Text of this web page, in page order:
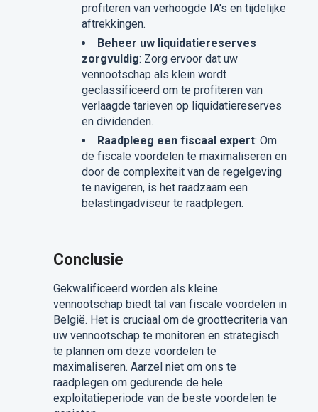
profiteren van verhoogde IA's en tijdelijke
aftrekkingen.
Beheer uw liquidatiereserves
zorgvuldig: Zorg ervoor dat uw
vennootschap als klein wordt
geclassificeerd om te profiteren van
verlaagde tarieven op liquidatiereserves
en dividenden.
Raadpleeg een fiscaal expert: Om
de fiscale voordelen te maximaliseren en
door de complexiteit van de regelgeving
te navigeren, is het raadzaam een
belastingadviseur te raadplegen.
Conclusie
Gekwalificeerd worden als kleine
vennootschap biedt tal van fiscale voordelen in
België. Het is cruciaal om de groottecriteria van
uw vennootschap te monitoren en strategisch
te plannen om deze voordelen te
maximaliseren. Aarzel niet om ons te
raadplegen om gedurende de hele
exploitatieperiode van de beste voordelen te